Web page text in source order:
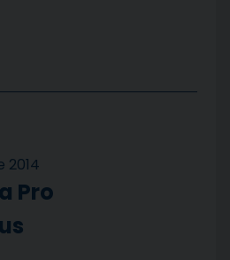
2014
Pro